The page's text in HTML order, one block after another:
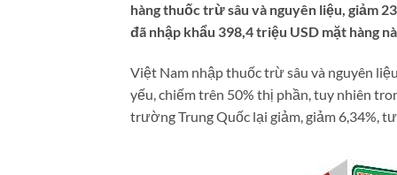
hàng thuốc trừ sâu và nguyên liệu, giảm
đã nhập khẩu 398,4 triệu USD mặt hàng
Việt Nam nhập thuốc trừ sâu và nguyên
yếu, chiếm trên 50% thị phần, tuy nhiên
trường Trung Quốc lại giảm, giảm 6,34%,